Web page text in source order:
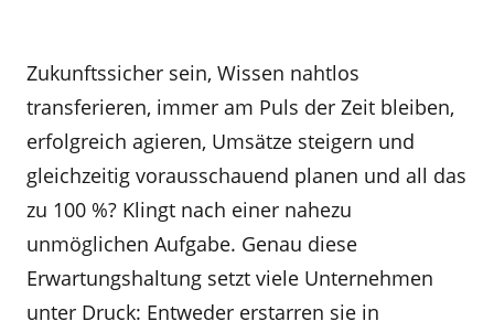
Zukunftssicher sein, Wissen nahtlos
transferieren, immer am Puls der Zeit bleiben,
erfolgreich agieren, Umsätze steigern und
gleichzeitig vorausschauend planen und all das
zu 100 %? Klingt nach einer nahezu
unmöglichen Aufgabe. Genau diese
Erwartungshaltung setzt viele Unternehmen
unter Druck: Entweder erstarren sie in